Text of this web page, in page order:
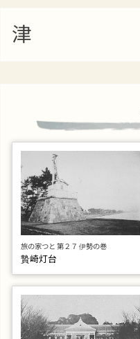
津
旅の家つと 第２７ 伊勢の巻
贄崎灯台